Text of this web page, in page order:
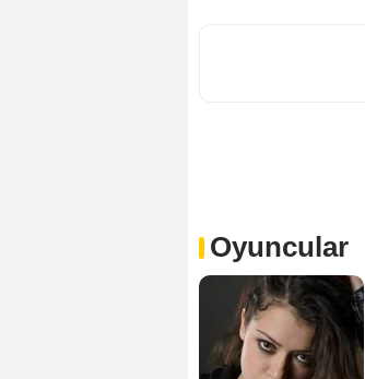
Oyuncular